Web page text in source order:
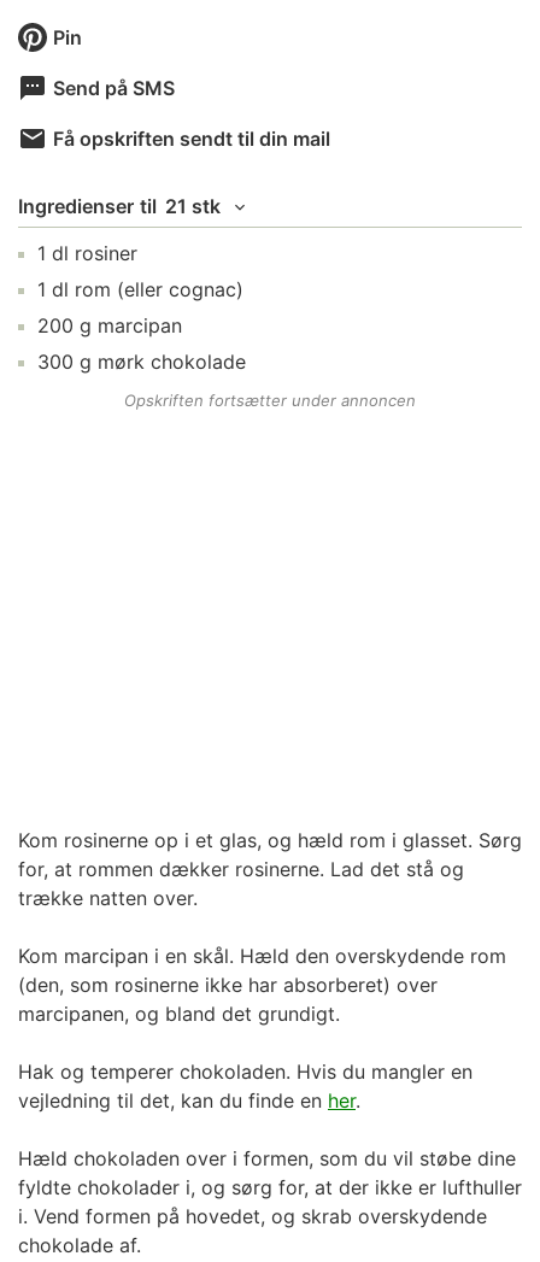
Pin
Send på SMS
Få opskriften sendt til din mail
Ingredienser til 21 stk
1 dl rosiner
1 dl rom (eller cognac)
200 g marcipan
300 g mørk chokolade
Opskriften fortsætter under annoncen
Kom rosinerne op i et glas, og hæld rom i glasset. Sørg
for, at rommen dækker rosinerne. Lad det stå og
trække natten over.
Kom marcipan i en skål. Hæld den overskydende rom
(den, som rosinerne ikke har absorberet) over
marcipanen, og bland det grundigt.
Hak og temperer chokoladen. Hvis du mangler en
vejledning til det, kan du finde en her.
Hæld chokoladen over i formen, som du vil støbe dine
fyldte chokolader i, og sørg for, at der ikke er lufthuller
i. Vend formen på hovedet, og skrab overskydende
chokolade af.